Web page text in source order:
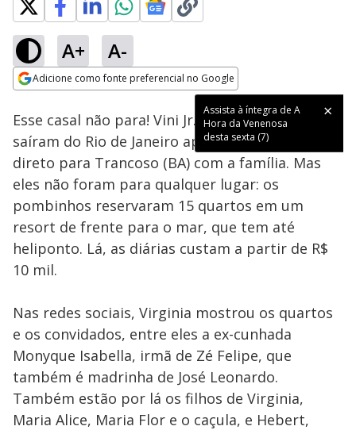
A+ A-
Adicione como fonte preferencial no Google
Assista à íntegra de A
Hora da Venenosa
desta sexta (7)
Ativar
Loaded:
52.11%
Esse casal não para! Vini Jr. e Virginia Fonseca
saíram do Rio de Janeiro após o Natal e foram
direto para Trancoso (BA) com a família. Mas
eles não foram para qualquer lugar: os
pombinhos reservaram 15 quartos em um
resort de frente para o mar, que tem até
heliponto. Lá, as diárias custam a partir de R$
10 mil.
Nas redes sociais, Virginia mostrou os quartos
e os convidados, entre eles a ex-cunhada
Monyque Isabella, irmã de Zé Felipe, que
também é madrinha de José Leonardo.
Também estão por lá os filhos de Virginia,
Maria Alice, Maria Flor e o caçula, e Hebert,